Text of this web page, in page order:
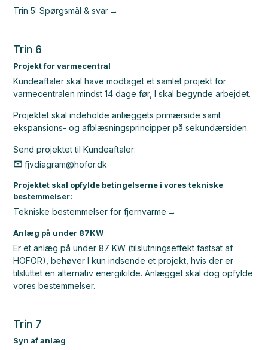
Trin 5: Spørgsmål & svar
Trin 6
Projekt for varmecentral
Kundeaftaler skal have modtaget et samlet projekt for
varmecentralen mindst 14 dage før, I skal begynde arbejdet.
Projektet skal indeholde anlæggets primærside samt
ekspansions- og afblæsningsprincipper på sekundærsiden.
Send projektet til Kundeaftaler:
fjvdiagram@hofor.dk
Projektet skal opfylde betingelserne i vores tekniske
bestemmelser:
Tekniske bestemmelser for fjernvarme
Anlæg på under 87KW
Er et anlæg på under 87 KW (tilslutningseffekt fastsat af
HOFOR), behøver I kun indsende et projekt, hvis der er
tilsluttet en alternativ energikilde. Anlægget skal dog opfylde
vores bestemmelser.
Trin 7
Syn af anlæg